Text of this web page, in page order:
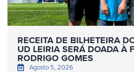
RECEITA DE BILHETEIRA
UD LEIRIA SERÁ DOADA À
RODRIGO GOMES
Agosto 5, 2026